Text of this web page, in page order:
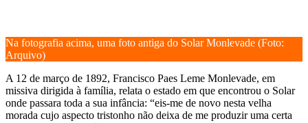
Na fotografia acima, uma foto antiga do Solar Monlevade (Foto:
Arquivo)
A 12 de março de 1892, Francisco Paes Leme Monlevade, em
missiva dirigida à família, relata o estado em que encontrou o Solar
onde passara toda a sua infância: “eis-me de novo nesta velha
morada cujo aspecto tristonho não deixa de me produzir uma certa